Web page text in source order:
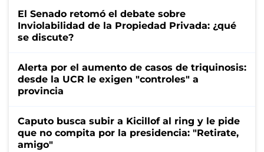
El Senado retomó el debate sobre
Inviolabilidad de la Propiedad Privada: ¿qué
se discute?
Alerta por el aumento de casos de triquinosis:
desde la UCR le exigen "controles" a
provincia
Caputo busca subir a Kicillof al ring y le pide
que no compita por la presidencia: "Retirate,
amigo"